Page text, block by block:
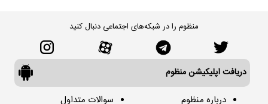
منظوم را در شبکه‌های اجتماعی دنبال کنید
دریافت اپلیکیشن منظوم
درباره منظوم سوالات متداول